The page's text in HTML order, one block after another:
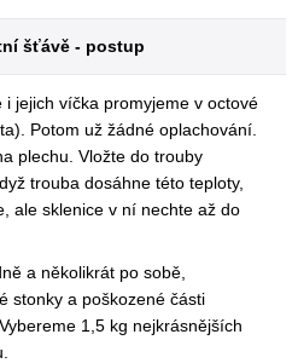
šťávě - postup
jejich víčka promyjeme v octové
Potom už žádné oplachování.
plechu. Vložte do trouby
trouba dosáhne této teploty,
ale sklenice v ní nechte až do
a několikrát po sobě,
stonky a poškozené části
1,5 kg nejkrásnějších